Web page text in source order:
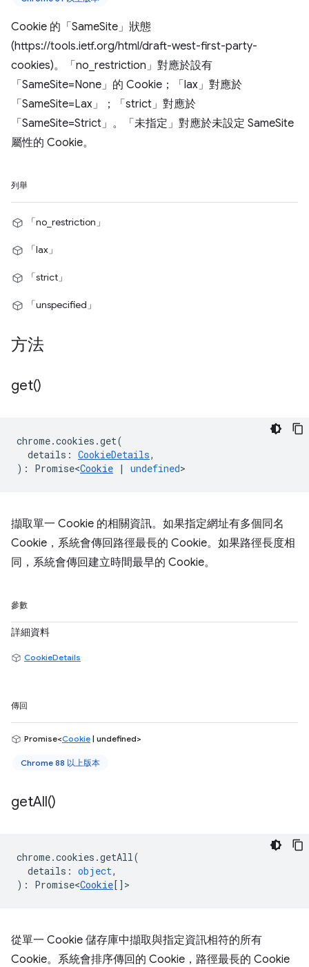
Cookie 的「SameSite」狀態
(https://tools.ietf.org/html/draft-west-first-party-
cookies)。「no_restriction」對應於設有
「SameSite=None」的 Cookie；「lax」對應於
「SameSite=Lax」；「strict」對應於
「SameSite=Strict」。「未指定」對應於未設定 SameSite
屬性的 Cookie。
列舉
「no_restriction」
「lax」
「strict」
「unspecified」
方法
get()
chrome.cookies .get(
details : CookieDetails,
) : Promise<Cookie | undefined>
擷取單一 Cookie 的相關資訊。如果指定網址有多個同名
Cookie，系統會傳回路徑最長的 Cookie。如果路徑長度相
同，系統會傳回建立時間最早的 Cookie。
參數
詳細資料
CookieDetails
傳回
Promise<Cookie | undefined>
Chrome 88 以上版本
getAll()
chrome.cookies .getAll(
details : object,
) : Promise<Cookie[] >
從單一 Cookie 儲存庫中擷取與指定資訊相符的所有
Cookie。系統會排序傳回的 Cookie，路徑最長的 Cookie